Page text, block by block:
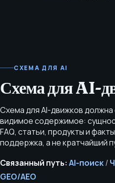
СХЕМА ДЛЯ AI
Схема для AI-
Схема для AI-движков
видимое содержимое:
FAQ, статьи, продукты и
поддержка, а не кратчайший
Связанный путь: AI-поиск/
GEO/AEO